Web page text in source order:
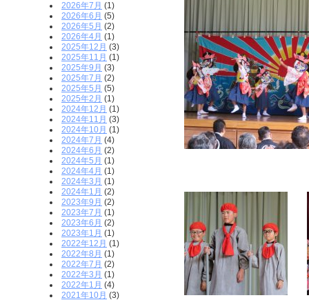
2026年7月 (1)
2026年6月 (5)
2026年5月 (2)
2026年4月 (1)
2025年12月 (3)
2025年11月 (1)
2025年9月 (3)
2025年7月 (2)
2025年5月 (5)
2025年2月 (1)
2024年12月 (1)
2024年11月 (3)
2024年10月 (1)
2024年7月 (4)
2024年6月 (2)
2024年5月 (1)
2024年4月 (1)
2024年3月 (1)
2024年1月 (2)
2023年9月 (2)
2023年7月 (1)
2023年6月 (2)
2023年1月 (1)
2022年12月 (1)
2022年8月 (1)
2022年7月 (2)
2022年3月 (1)
2022年1月 (4)
2021年10月 (3)